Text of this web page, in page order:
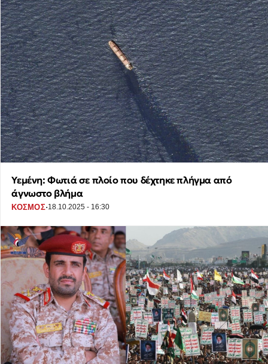
Υεμένη: Φωτιά σε πλοίο που δέχτηκε πλήγμα από
άγνωστο βλήμα
ΚΟΣΜΟΣ·18.10.2025 - 16:30